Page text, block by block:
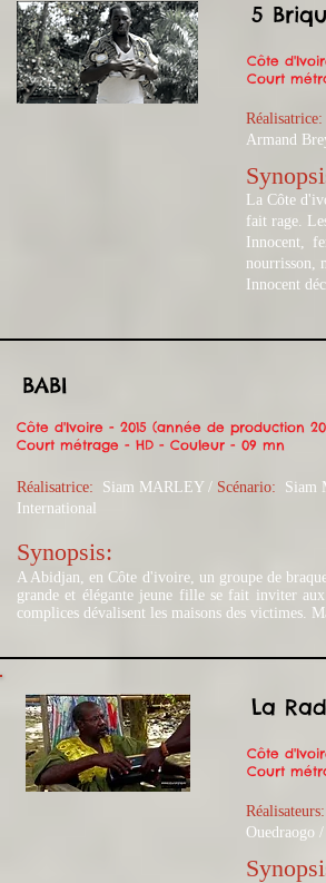
5
Côte
Court
Réalisatrice:
Armand
La Côte
fait rage.
Innocent,
nourrisson,
Innocent
BABI
Côte d'Ivoire - 2015 (année de production
Court métrage - HD - Couleur - 09 mn
Réalisatrice: Siam MARLEY / Scénario: Siam
International
Synopsis:​​
A Abidjan, en Côte d'ivoire, un groupe de
grande et élégante jeune fille se fait inviter aux
complices dévalisent les maisons des victimes.
La
Côte
Court
Réalisateurs:
Ouedraogo / ​